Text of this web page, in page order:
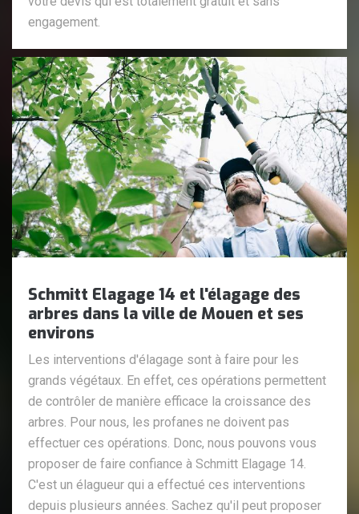
engagement.
Schmitt Elagage 14 et l'élagage des
arbres dans la ville de Mouen et ses
environs
Les interventions d'élagage sont à faire pour les
grands végétaux. En effet, ces opérations permettent
de contrôler de manière efficace la croissance des
arbres. Pour nous, les profanes ne doivent pas
effectuer ces opérations. Donc, nous pouvons vous
proposer de faire confiance à Schmitt Elagage 14.
C'est un élagueur qui a effectué ces interventions
depuis plusieurs années. Sachez qu'il peut proposer